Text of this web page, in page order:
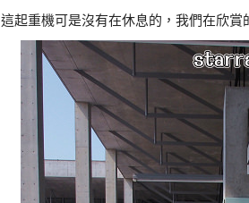
這起重機可是沒有在休息的，我們在欣賞